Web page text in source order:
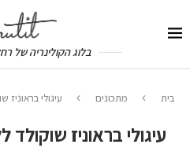
בלוג הקולינריה של
בית מתכונים עיגולי בראוניז
עיגולי בראוניז